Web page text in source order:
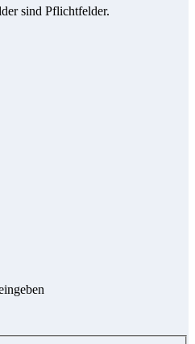
sind Pflichtfelder.